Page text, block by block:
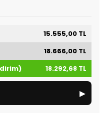
15.555,00 TL
18.666,00 TL
18.292,68 TL
▸